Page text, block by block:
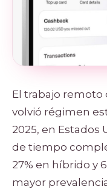
El trabajo remoto
volvió régimen
2025, en Estados
de tiempo
27% en híbrido y
mayor